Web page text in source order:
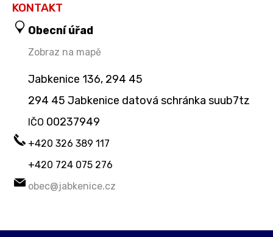
KONTAKT
Obecní úřad
Zobraz na mapě
Jabkenice 136, 294 45
294 45 Jabkenice datová schránka suub7tz
IČO 00237949
+420 326 389 117
+420 724 075 276
obec@jabkenice.cz